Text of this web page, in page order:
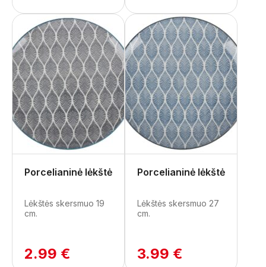
Porcelianinė lėkštė
Lėkštės skersmuo 19
cm.
2.99 €
Porcelianinė lėkštė
Lėkštės skersmuo 27
cm.
3.99 €